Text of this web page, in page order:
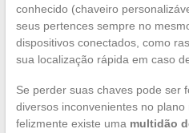
conhecido (chaveiro
seus pertences sempre no
dispositivos conectados, como
sua localização rápida em caso
Se perder suas chaves pode ser
diversos inconvenientes no
felizmente existe uma multidão